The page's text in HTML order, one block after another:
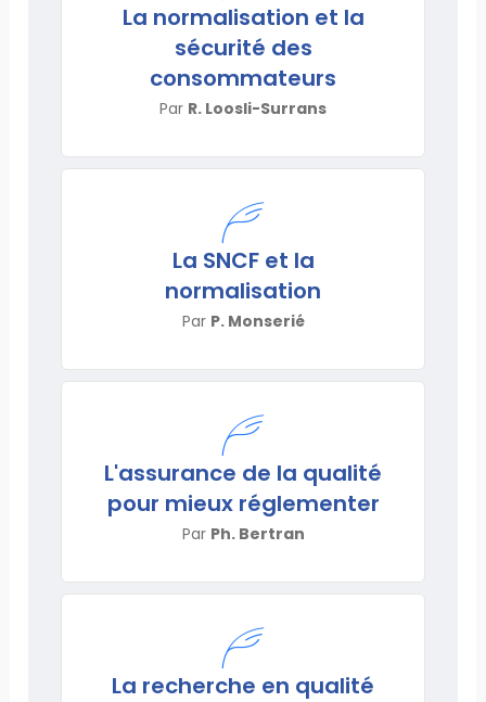
La normalisation et la
sécurité des
consommateurs
Par R. Loosli-Surrans
La SNCF et la
normalisation
Par P. Monserié
L'assurance de la qualité
pour mieux réglementer
Par Ph. Bertran
La recherche en qualité